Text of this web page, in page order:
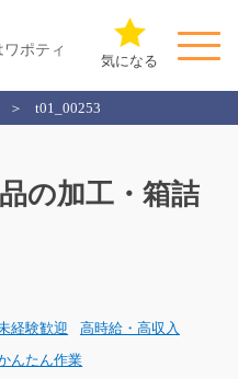
ポティ
気になる
t01_00253
の加工・箱詰
経験歓迎 高時給・高収入
んたん作業